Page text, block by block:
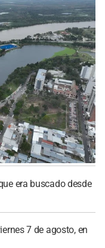
era buscado desde
7 de agosto, en